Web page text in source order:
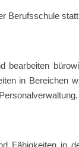
Berufsschule
bearbeiten
in Bereichen
Fähigkeiten in